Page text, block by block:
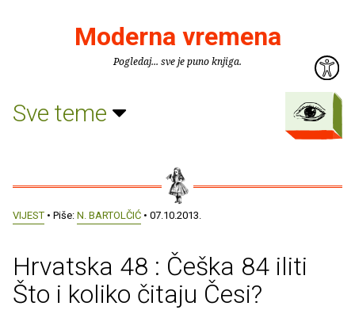
Moderna vremena
Pogledaj... sve je puno knjiga.
Sve teme
VIJEST • Piše: N. BARTOLČIĆ • 07.10.2013.
Hrvatska 48 : Češka 84 iliti
Što i koliko čitaju Česi?